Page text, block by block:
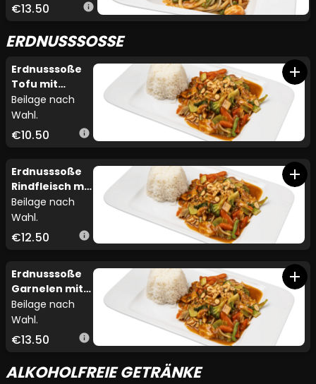
€13.50 info
ERDNUSSSOSSE
Erdnusssoße
Tofu mit
Gemüse
Beilage nach
Wahl.
€10.50 info
add
Erdnusssoße
Rindfleisch mit
Gemüse
Beilage nach
Wahl.
€12.50 info
add
Erdnusssoße
Garnelen mit
Gemüse
Beilage nach
Wahl.
€13.50 info
add
ALKOHOLFREIE GETRÄNKE